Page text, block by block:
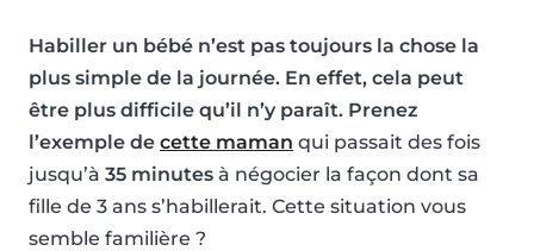
Habiller un bébé n’est pas toujours la chose la
plus simple de la journée. En effet, cela peut
être plus difficile qu’il n’y paraît. Prenez
l’exemple de cette maman qui passait des fois
jusqu’à 35 minutes à négocier la façon dont sa
fille de 3 ans s’habillerait. Cette situation vous
semble familière ?